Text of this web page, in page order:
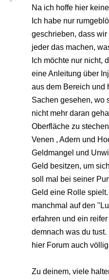
Na ich hoffe hier
Ich habe nur
geschrieben, dass wir
jeder das machen,
Ich möchte nur nicht,
eine Anleitung über
aus dem Bereich und
Sachen gesehen, wo
nicht mehr daran
Oberfläche zu
Venen , Adern und
Geldmangel und
Geld besitzen, um
soll mal bei seiner
Geld eine Rolle
manchmal auf den
erfahren und ein
demnach was du
hier Forum auch
Zu deinem, viele